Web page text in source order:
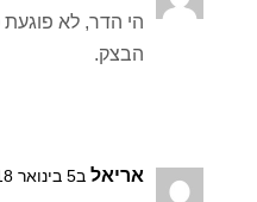
הי הדר, לא פוגעת
הבצק.
אריאל ב5 בינואר 2018 ב21:50